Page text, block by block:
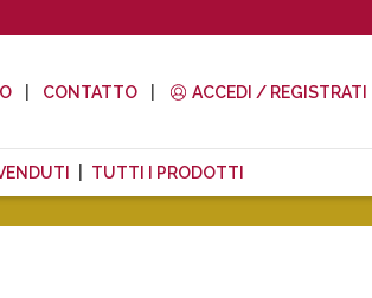
CONTATTO ACCEDI / REGISTRATI
TUTTI I PRODOTTI